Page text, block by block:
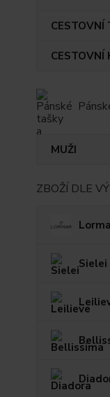
CESTOVNÍ
CESTOVNÍ
MUŽI
ZBOŽÍ DLE
Sielei